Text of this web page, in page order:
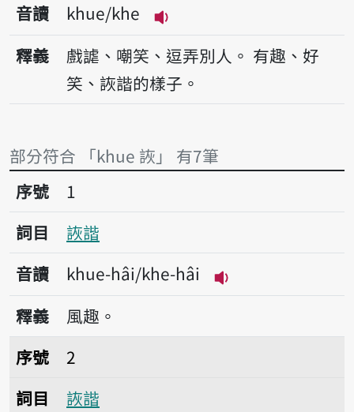
音讀
khue/khe
播放音讀khue/khe
釋義 戲謔、嘲笑、逗弄別人。 有趣、好
笑、詼諧的樣子。
部分符合 「khue 詼」 有7筆
序號1詼諧
序號
1
詞目
詼諧
音讀
khue-hâi/khe-hâi
播放音讀khue-
釋義
風趣。
序號2詼諧
序號
2
詞目
詼諧